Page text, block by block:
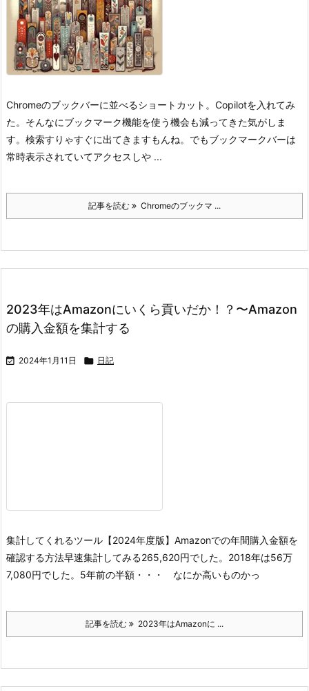
Chromeのブックバーに並べるショートカット。Copilotを入れてみ
た。そんなにブックマーク機能を使う機会も減ってきた気がしま
す。検索すりゃすぐに出てきますもんね。 でもブックマークバーは
常時表示されていてアクセスしや ...
記事を読む Chromeのブックマ ...
2023年はAmazonにいくら貢いだか！？〜Amazon
の購入金額を集計する
 2024年1月11日  日記
集計してくれるツール 【2024年度版】Amazonでの年間購入金額を
確認する方法早速集計してみる265,620円でした。 2018年は56万
7,080円でした。 5年前の半額・・・ なにか高いものかっ
記事を読む 2023年はAmazonに ...